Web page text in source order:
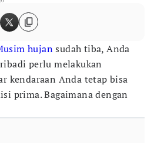
hujansudah tiba, Anda
perlu melakukan
kendaraan Anda tetap bisa
prima. Bagaimana dengan